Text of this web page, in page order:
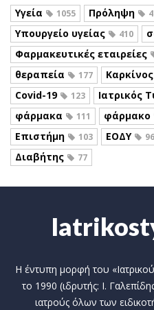
Υγεία 1055 Πρόληψη
Υπουργείο υγείας 410
Φαρμακευτικές εταιρείες
θεραπεία 177 Καρκίνος
Covid-19 123 Ιατρικός
φάρμακα 111 φάρμακο
Επιστήμη 103 ΕΟΔΥ 96
Διαβήτης 77
Η έντυπη μορφή του
το 1990 (ιδρυτής: Ι.
ιατρούς όλων των